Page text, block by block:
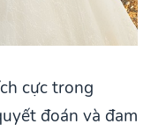
cực trong
đoán và đam